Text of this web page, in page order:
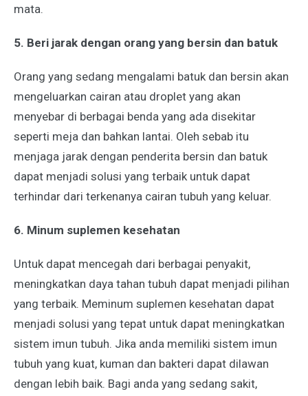
mata.
5. Beri jarak dengan orang yang bersin dan batuk
Orang yang sedang mengalami batuk dan bersin akan
mengeluarkan cairan atau droplet yang akan
menyebar di berbagai benda yang ada disekitar
seperti meja dan bahkan lantai. Oleh sebab itu
menjaga jarak dengan penderita bersin dan batuk
dapat menjadi solusi yang terbaik untuk dapat
terhindar dari terkenanya cairan tubuh yang keluar.
6. Minum suplemen kesehatan
Untuk dapat mencegah dari berbagai penyakit,
meningkatkan daya tahan tubuh dapat menjadi pilihan
yang terbaik. Meminum suplemen kesehatan dapat
menjadi solusi yang tepat untuk dapat meningkatkan
sistem imun tubuh. Jika anda memiliki sistem imun
tubuh yang kuat, kuman dan bakteri dapat dilawan
dengan lebih baik. Bagi anda yang sedang sakit,